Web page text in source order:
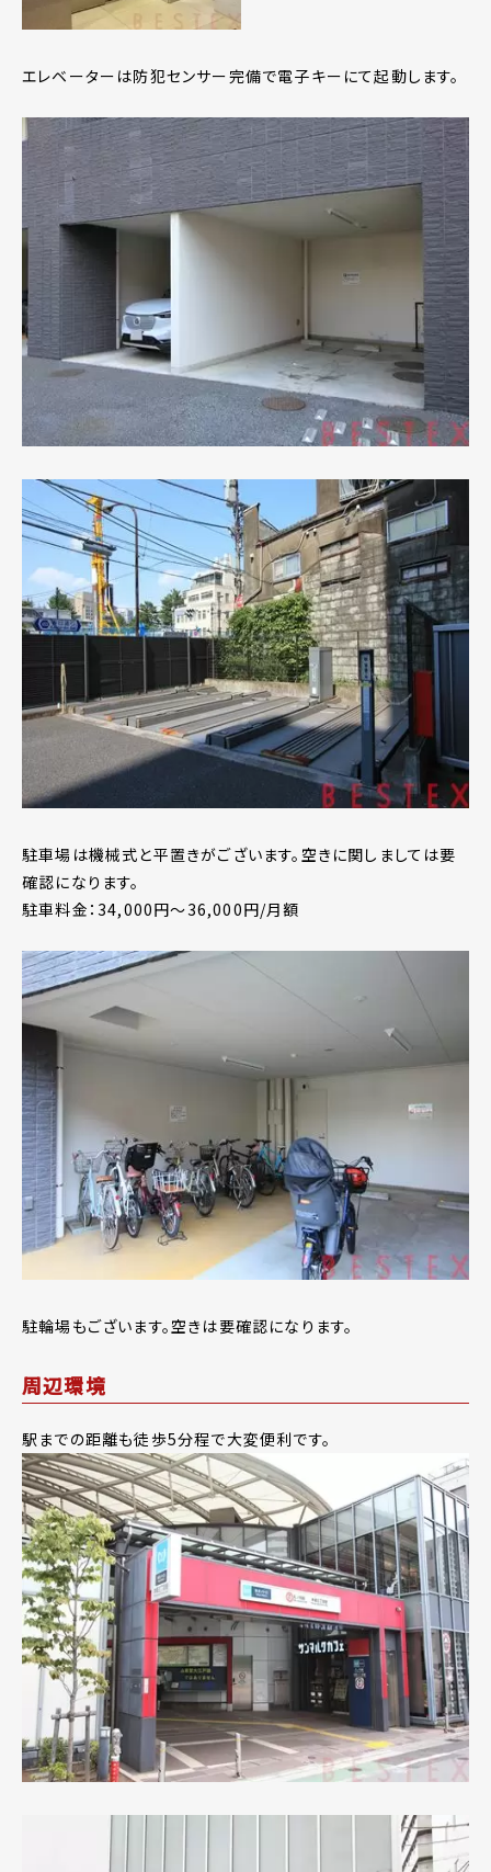
エレベーターは防犯センサー完備で電子キーにて起動します。
駐車場は機械式と平置きがございます。空きに関しましては要
確認になります。
駐車料金：34,000円～36,000円/月額
駐輪場もございます。空きは要確認になります。
周辺環境
駅までの距離も徒歩5分程で大変便利です。